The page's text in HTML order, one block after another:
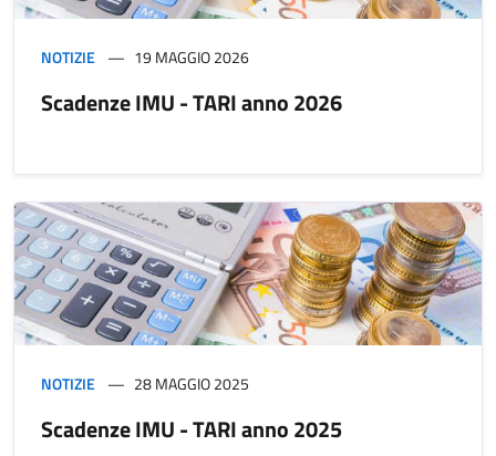
NOTIZIE 19 MAGGIO 2026
Scadenze IMU - TARI anno 2026
NOTIZIE 28 MAGGIO 2025
Scadenze IMU - TARI anno 2025